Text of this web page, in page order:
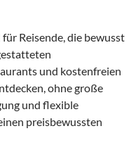
Reisende, die bewusst
und kostenfreien
ohne große
und flexible
preisbewussten